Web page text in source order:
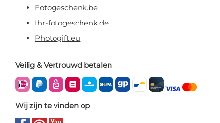
Fotogeschenk.be
Ihr-fotogeschenk.de
Photogift.eu
Veilig & Vertrouwd betalen
Wij zijn te vinden op